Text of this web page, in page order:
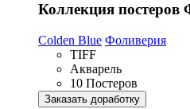
Коллекция постеров
Colden Blue Фоливерия
TIFF
Акварель
10 Постеров
Заказать доработку